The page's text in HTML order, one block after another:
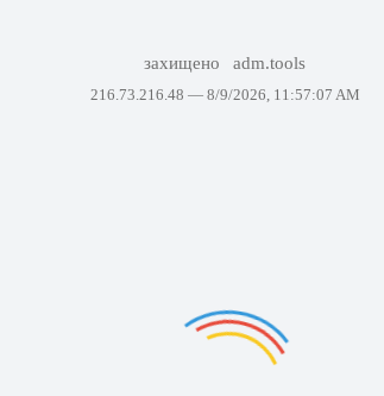
захищено adm.tools
216.73.216.48 — 8/9/2026, 11:57:07 AM